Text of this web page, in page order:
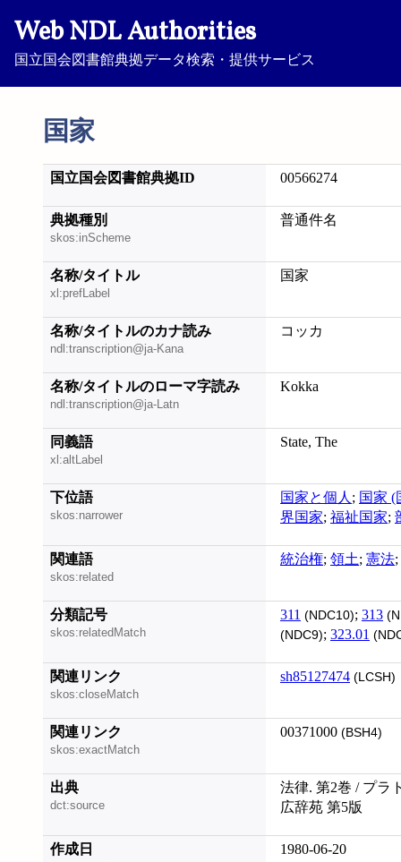
Web NDL Authorities
国立国会図書館典拠データ検索・提供サービス
国家
国立国会図書館典拠ID 00566274
典拠種別
skos:inScheme
普通件名
名称/タイトル
xl:prefLabel
国家
名称/タイトルのカナ読み
ndl:transcription@ja-Kana
コッカ
名称/タイトルのローマ字読み
ndl:transcription@ja-Latn
Kokka
同義語
xl:altLabel
State, The
下位語
skos:narrower
国家と個人 ; 国家 (
界国家; 福祉国家;
関連語
skos:related
統治権; 領土; 憲法;
分類記号
skos:relatedMatch
311 (NDC10); 313
(NDC9); 323.01
関連リンク
skos:closeMatch
sh85127474 (LCSH)
関連リンク
skos:exactMatch
00371000 (BSH4)
出典
dct:source
法律. 第2巻 / プラ
広辞苑 第5版
作成日 1980-06-20